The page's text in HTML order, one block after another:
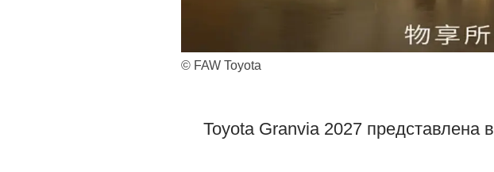
© FAW Toyota
Toyota Granvia 2027